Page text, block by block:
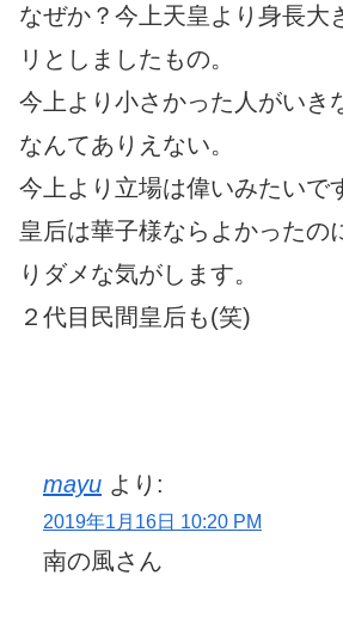
なぜか？今上天皇より身長大
リとしましたもの。
今上より小さかった人がいき
なんてありえない。
今上より立場は偉いみたいで
皇后は華子様ならよかったの
りダメな気がします。
２代目民間皇后も(笑)
mayu より:
2019年1月16日 10:20 PM
南の風さん